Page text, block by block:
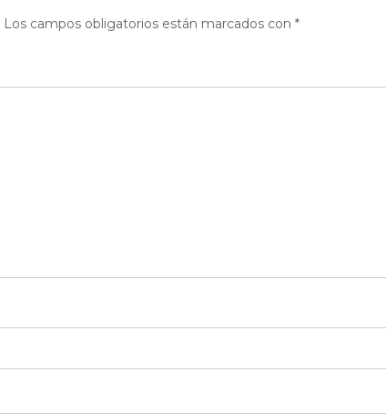
Los campos obligatorios están marcados con *